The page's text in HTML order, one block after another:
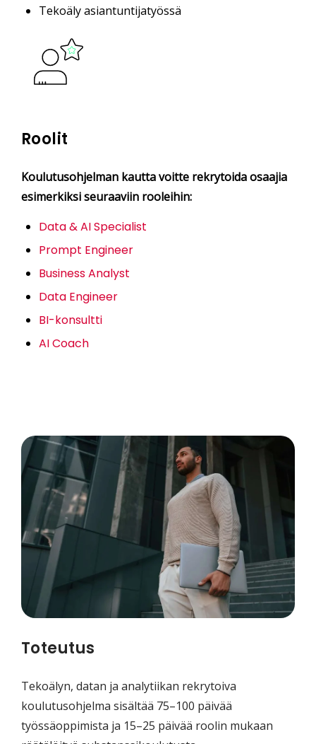
Tekoäly asiantuntijatyössä
Roolit
Koulutusohjelman kautta voitte rekrytoida osaajia
esimerkiksi seuraaviin rooleihin:
Data & AI Specialist
Prompt Engineer
Business Analyst​
Data Engineer
BI-konsultti
AI Coach
Toteutus
Tekoälyn, datan ja analytiikan rekrytoiva
koulutusohjelma sisältää 75–100 päivää
työssäoppimista ja 15–25 päivää roolin mukaan